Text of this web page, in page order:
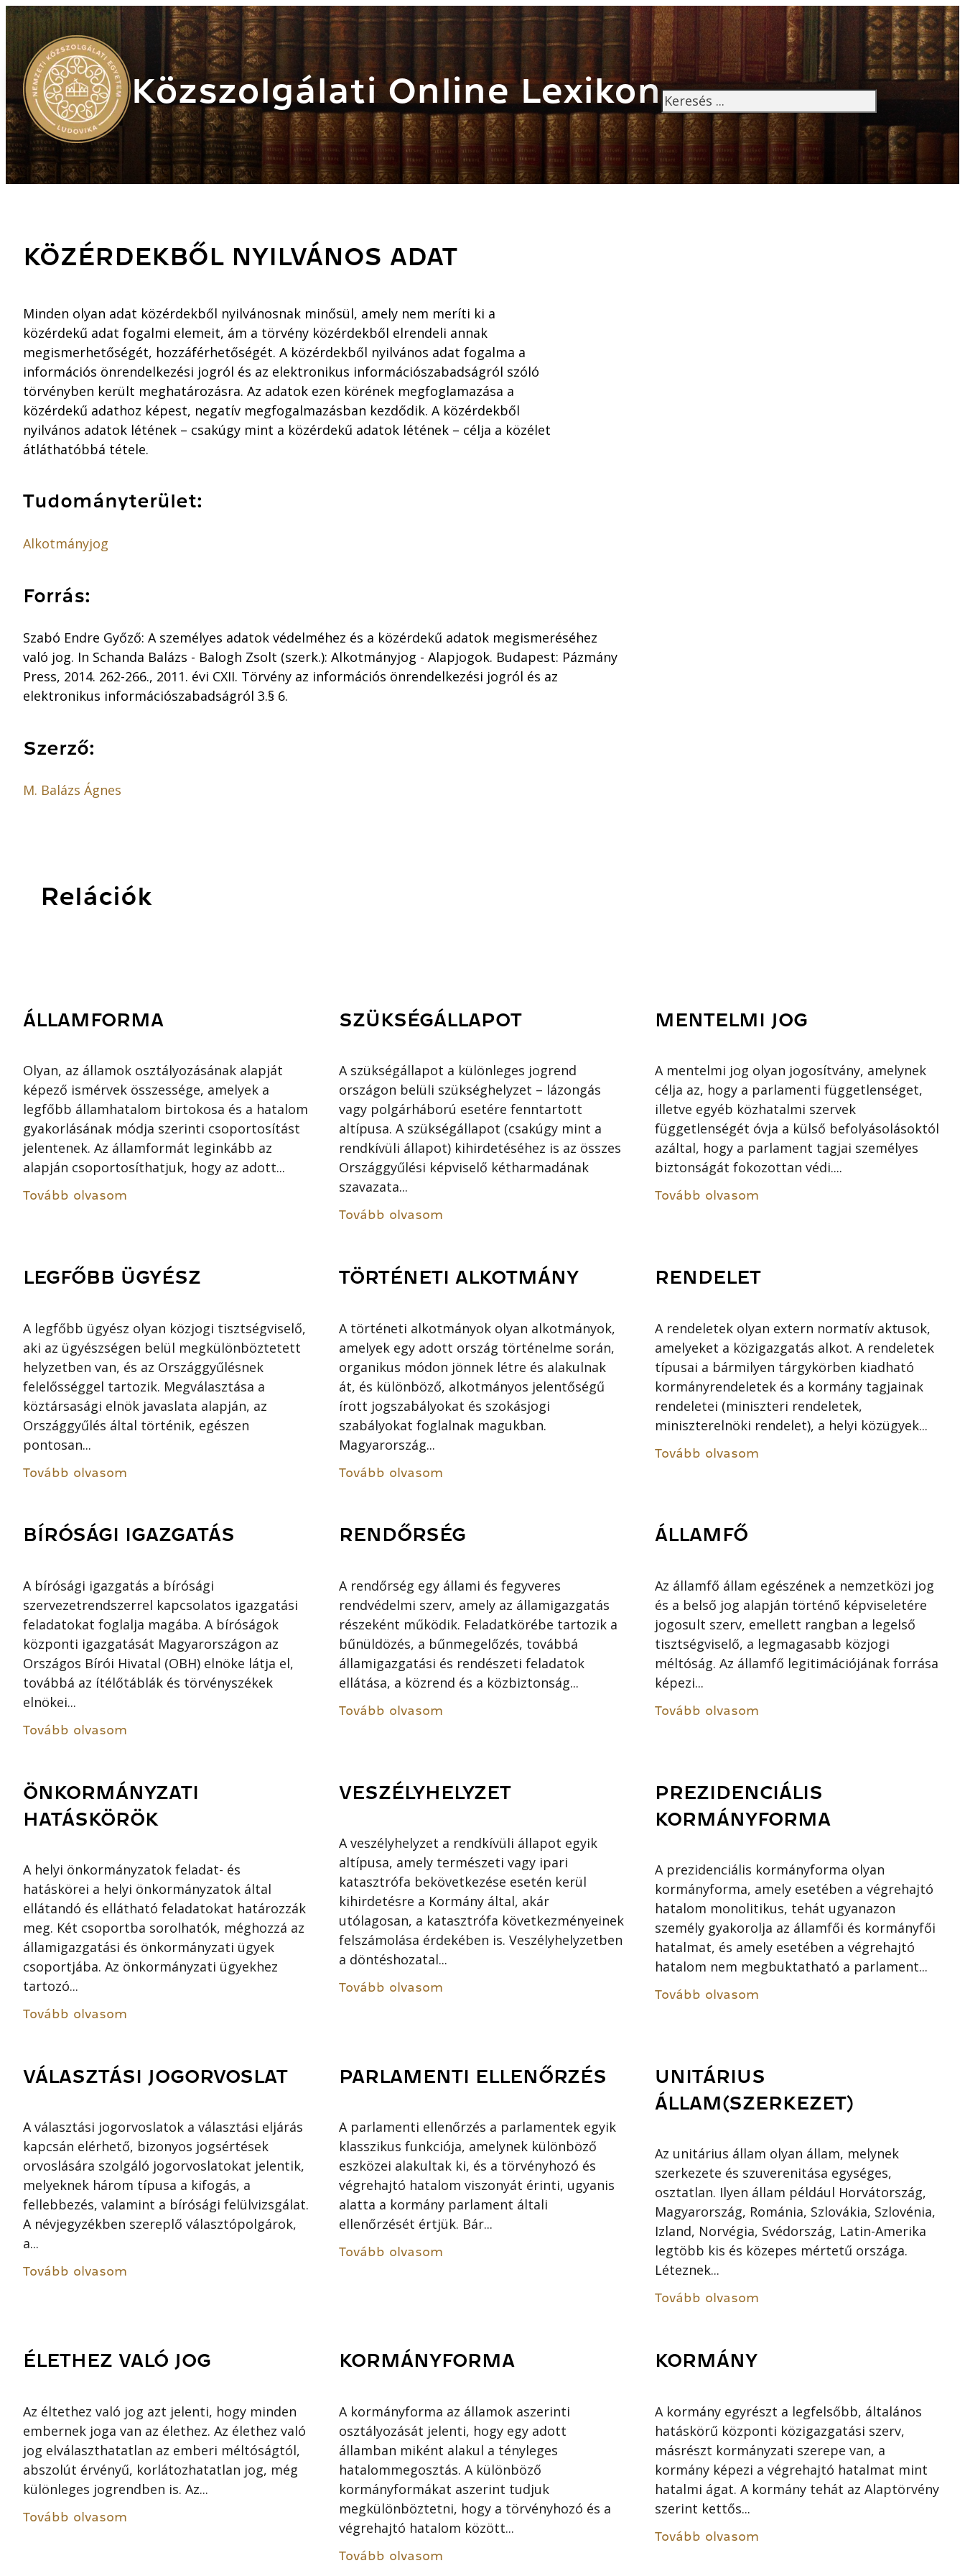
Közszolgálati Online Lexikon Keresés
KÖZÉRDEKBŐL NYILVÁNOS ADAT
Minden olyan adat közérdekből nyilvánosnak minősül, amely nem meríti ki a
közérdekű adat fogalmi elemeit, ám a törvény közérdekből elrendeli annak
megismerhetőségét, hozzáférhetőségét. A közérdekből nyilvános adat fogalma a
információs önrendelkezési jogról és az elektronikus információszabadságról szóló
törvényben került meghatározásra. Az adatok ezen körének megfoglamazása a
közérdekű adathoz képest, negatív megfogalmazásban kezdődik. A közérdekből
nyilvános adatok létének – csakúgy mint a közérdekű adatok létének – célja a közélet
átláthatóbbá tétele.
Tudományterület:
Alkotmányjog
Forrás:
Szabó Endre Győző: A személyes adatok védelméhez és a közérdekű adatok megismeréséhez
való jog. In Schanda Balázs - Balogh Zsolt (szerk.): Alkotmányjog - Alapjogok. Budapest: Pázmány
Press, 2014. 262-266., 2011. évi CXII. Törvény az információs önrendelkezési jogról és az
elektronikus információszabadságról 3.§ 6.
Szerző:
M. Balázs Ágnes
Relációk
ÁLLAMFORMA
Olyan, az államok osztályozásának alapját
képező ismérvek összessége, amelyek a
legfőbb államhatalom birtokosa és a hatalom
gyakorlásának módja szerinti csoportosítást
jelentenek. Az államformát leginkább az
alapján csoportosíthatjuk, hogy az adott...
Tovább olvasom
SZÜKSÉGÁLLAPOT
A szükségállapot a különleges jogrend
országon belüli szükséghelyzet – lázongás
vagy polgárháború esetére fenntartott
altípusa. A szükségállapot (csakúgy mint a
rendkívüli állapot) kihirdetéséhez is az összes
Országgyűlési képviselő kétharmadának
szavazata...
Tovább olvasom
MENTELMI JOG
A mentelmi jog olyan jogosítvány, amelynek
célja az, hogy a parlamenti függetlenséget,
illetve egyéb közhatalmi szervek
függetlenségét óvja a külső befolyásolásoktól
azáltal, hogy a parlament tagjai személyes
biztonságát fokozottan védi....
Tovább olvasom
LEGFŐBB ÜGYÉSZ
A legfőbb ügyész olyan közjogi tisztségviselő,
aki az ügyészségen belül megkülönböztetett
helyzetben van, és az Országgyűlésnek
felelősséggel tartozik. Megválasztása a
köztársasági elnök javaslata alapján, az
Országgyűlés által történik, egészen
pontosan...
Tovább olvasom
TÖRTÉNETI ALKOTMÁNY
A történeti alkotmányok olyan alkotmányok,
amelyek egy adott ország történelme során,
organikus módon jönnek létre és alakulnak
át, és különböző, alkotmányos jelentőségű
írott jogszabályokat és szokásjogi
szabályokat foglalnak magukban.
Magyarország...
Tovább olvasom
RENDELET
A rendeletek olyan extern normatív aktusok,
amelyeket a közigazgatás alkot. A rendeletek
típusai a bármilyen tárgykörben kiadható
kormányrendeletek és a kormány tagjainak
rendeletei (miniszteri rendeletek,
miniszterelnöki rendelet), a helyi közügyek...
Tovább olvasom
BÍRÓSÁGI IGAZGATÁS
A bírósági igazgatás a bírósági
szervezetrendszerrel kapcsolatos igazgatási
feladatokat foglalja magába. A bíróságok
központi igazgatását Magyarországon az
Országos Bírói Hivatal (OBH) elnöke látja el,
továbbá az ítélőtáblák és törvényszékek
elnökei...
Tovább olvasom
RENDŐRSÉG
A rendőrség egy állami és fegyveres
rendvédelmi szerv, amely az államigazgatás
részeként működik. Feladatkörébe tartozik a
bűnüldözés, a bűnmegelőzés, továbbá
államigazgatási és rendészeti feladatok
ellátása, a közrend és a közbiztonság...
Tovább olvasom
ÁLLAMFŐ
Az államfő állam egészének a nemzetközi jog
és a belső jog alapján történő képviseletére
jogosult szerv, emellett rangban a legelső
tisztségviselő, a legmagasabb közjogi
méltóság. Az államfő legitimációjának forrása
képezi...
Tovább olvasom
ÖNKORMÁNYZATI
HATÁSKÖRÖK
A helyi önkormányzatok feladat- és
hatáskörei a helyi önkormányzatok által
ellátandó és ellátható feladatokat határozzák
meg. Két csoportba sorolhatók, méghozzá az
államigazgatási és önkormányzati ügyek
csoportjába. Az önkormányzati ügyekhez
tartozó...
Tovább olvasom
VESZÉLYHELYZET
A veszélyhelyzet a rendkívüli állapot egyik
altípusa, amely természeti vagy ipari
katasztrófa bekövetkezése esetén kerül
kihirdetésre a Kormány által, akár
utólagosan, a katasztrófa következményeinek
felszámolása érdekében is. Veszélyhelyzetben
a döntéshozatal...
Tovább olvasom
PREZIDENCIÁLIS
KORMÁNYFORMA
A prezidenciális kormányforma olyan
kormányforma, amely esetében a végrehajtó
hatalom monolitikus, tehát ugyanazon
személy gyakorolja az államfői és kormányfői
hatalmat, és amely esetében a végrehajtó
hatalom nem megbuktatható a parlament...
Tovább olvasom
VÁLASZTÁSI JOGORVOSLAT
A választási jogorvoslatok a választási eljárás
kapcsán elérhető, bizonyos jogsértések
orvoslására szolgáló jogorvoslatokat jelentik,
melyeknek három típusa a kifogás, a
fellebbezés, valamint a bírósági felülvizsgálat.
A névjegyzékben szereplő választópolgárok,
a...
Tovább olvasom
PARLAMENTI ELLENŐRZÉS
A parlamenti ellenőrzés a parlamentek egyik
klasszikus funkciója, amelynek különböző
eszközei alakultak ki, és a törvényhozó és
végrehajtó hatalom viszonyát érinti, ugyanis
alatta a kormány parlament általi
ellenőrzését értjük. Bár...
Tovább olvasom
UNITÁRIUS
ÁLLAM(SZERKEZET)
Az unitárius állam olyan állam, melynek
szerkezete és szuverenitása egységes,
osztatlan. Ilyen állam például Horvátország,
Magyarország, Románia, Szlovákia, Szlovénia,
Izland, Norvégia, Svédország, Latin-Amerika
legtöbb kis és közepes mértetű országa.
Léteznek...
Tovább olvasom
ÉLETHEZ VALÓ JOG
Az éltethez való jog azt jelenti, hogy minden
embernek joga van az élethez. Az élethez való
jog elválaszthatatlan az emberi méltóságtól,
abszolút érvényű, korlátozhatatlan jog, még
különleges jogrendben is. Az...
Tovább olvasom
KORMÁNYFORMA
A kormányforma az államok aszerinti
osztályozását jelenti, hogy egy adott
államban miként alakul a tényleges
hatalommegosztás. A különböző
kormányformákat aszerint tudjuk
megkülönböztetni, hogy a törvényhozó és a
végrehajtó hatalom között...
Tovább olvasom
KORMÁNY
A kormány egyrészt a legfelsőbb, általános
hatáskörű központi közigazgatási szerv,
másrészt kormányzati szerepe van, a
kormány képezi a végrehajtó hatalmat mint
hatalmi ágat. A kormány tehát az Alaptörvény
szerint kettős...
Tovább olvasom